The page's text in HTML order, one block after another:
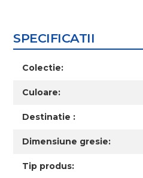
SPECIFICATII
Colectie:
Culoare:
Destinatie :
Dimensiune gresie:
Tip produs: